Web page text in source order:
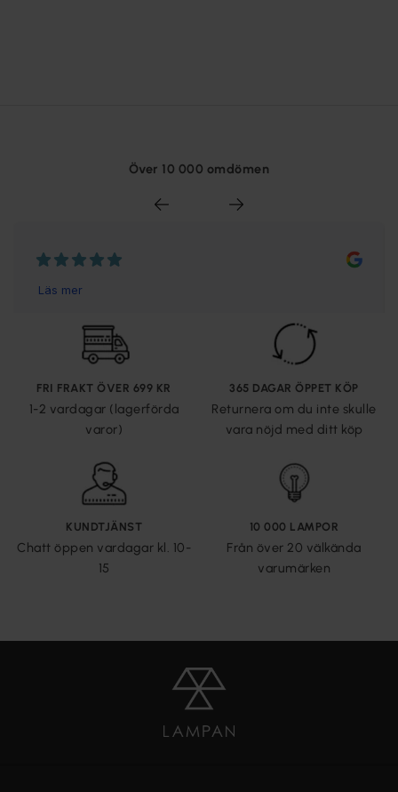
Över 10 000 omdömen
FRI FRAKT ÖVER 699 KR
1-2 vardagar (lagerförda
varor)
365 DAGAR ÖPPET KÖP
Returnera om du inte skulle
vara nöjd med ditt köp
KUNDTJÄNST
Chatt öppen vardagar kl. 10-
15
10 000 LAMPOR
Från över 20 välkända
varumärken